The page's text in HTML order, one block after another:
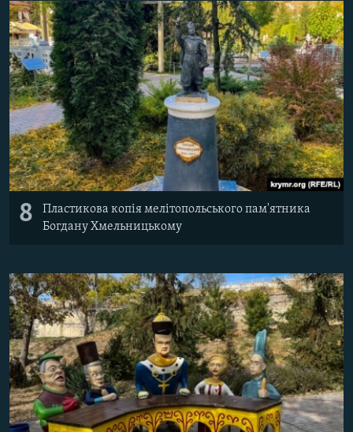
8
Пластикова копія мелітопольського пам'ятника
Богдану Хмельницькому